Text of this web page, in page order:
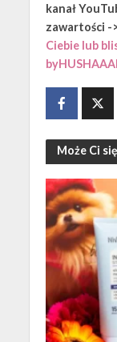
kanał
zawartości -
Ciebie lub
Może Ci